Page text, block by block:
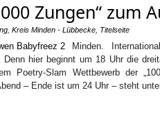
Zungen“ zum
Kreis Minden - Lübbecke Titelseite
Minden.
hier beginnt um 18 Uhr die
Poetry-Slam Wettbewerb der
– Ende ist um 24 Uhr – steht